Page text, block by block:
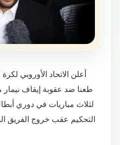
أعلن الاتحاد الأوروبي
طعنا ضد عقوبة إيقاف
لثلاث مباريات في دوري
التحكيم عقب خروج الفريق